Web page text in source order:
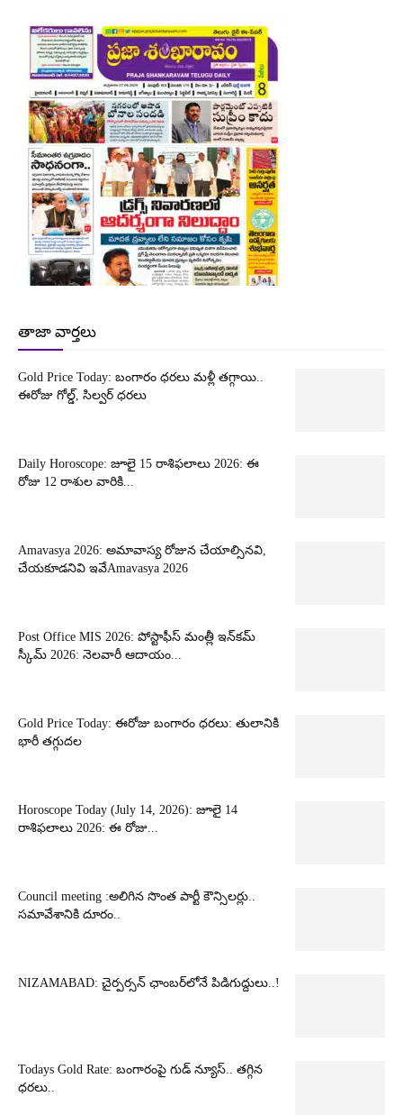
తాజా వార్తలు
Gold Price Today: బంగారం ధరలు మళ్లీ తగ్గాయి..
ఈరోజు గోల్డ్, సిల్వర్ ధరలు
Daily Horoscope: జూలై 15 రాశిఫలాలు 2026: ఈ
రోజు 12 రాశుల వారికి...
Amavasya 2026: అమావాస్య రోజున చేయాల్సినవి,
చేయకూడనివి ఇవేAmavasya 2026
Post Office MIS 2026: పోస్టాఫీస్ మంత్లీ ఇన్‌కమ్
స్కీమ్ 2026: నెలవారీ ఆదాయం...
Gold Price Today: ఈరోజు బంగారం ధరలు: తులానికి
భారీ తగ్గుదల
Horoscope Today (July 14, 2026): జూలై 14
రాశిఫలాలు 2026: ఈ రోజు...
Council meeting :అలిగిన సొంత పార్టీ కౌన్సిలర్లు..
సమావేశానికి దూరం..
NIZAMABAD: చైర్పర్సన్ ఛాంబర్‌లోనే పిడిగుద్దులు..!
Todays Gold Rate: బంగారంపై గుడ్ న్యూస్.. తగ్గిన
ధరలు..